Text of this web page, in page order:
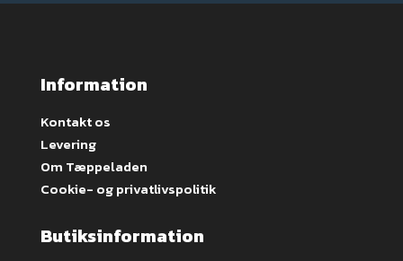
Information
Kontakt os
Levering
Om Tæppeladen
Cookie- og privatlivspolitik
Butiksinformation